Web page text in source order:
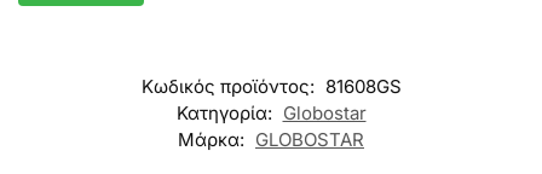
Κωδικός προϊόντος: 81608GS
Κατηγορία: Globostar
Μάρκα: GLOBOSTAR